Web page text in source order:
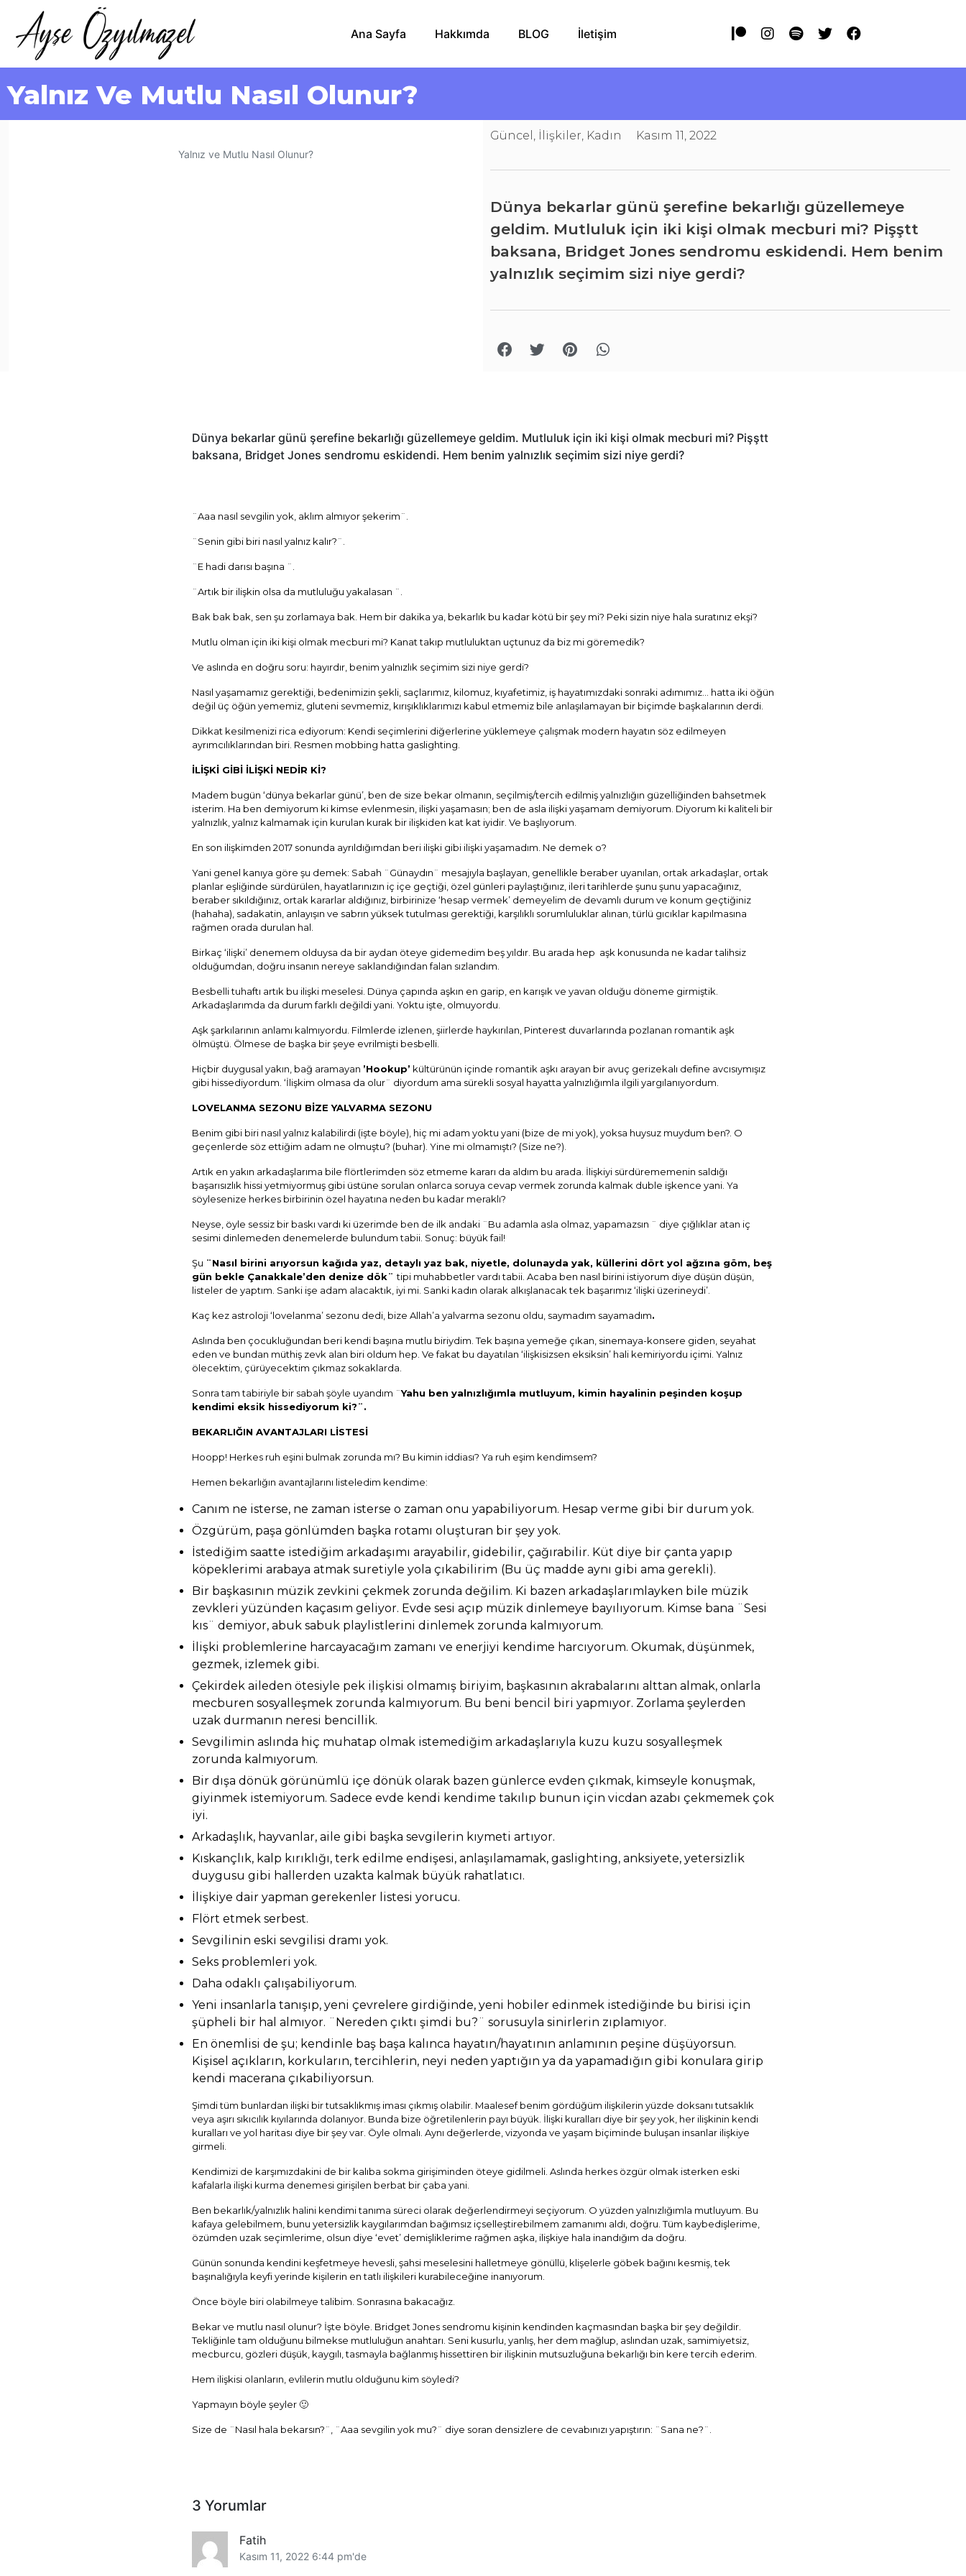
Ana Sayfa Hakkımda BLOG İletişim
Yalnız Ve Mutlu Nasıl Olunur?
Yalnız ve Mutlu Nasıl Olunur?
Güncel İlişkiler Kadın Kasım 11, 2022
Dünya bekarlar günü şerefine bekarlığı güzellemeye
geldim. Mutluluk için iki kişi olmak mecburi mi? Pişştt
baksana, Bridget Jones sendromu eskidendi. Hem benim
yalnızlık seçimim sizi niye gerdi?
Dünya bekarlar günü şerefine bekarlığı güzellemeye geldim. Mutluluk için iki kişi olmak mecburi mi? Pişştt
baksana, Bridget Jones sendromu eskidendi. Hem benim yalnızlık seçimim sizi niye gerdi?
¨Aaa nasıl sevgilin yok, aklım almıyor şekerim¨.
¨Senin gibi biri nasıl yalnız kalır?¨.
¨E hadi darısı başına ¨.
¨Artık bir ilişkin olsa da mutluluğu yakalasan ¨.
Bak bak bak, sen şu zorlamaya bak. Hem bir dakika ya, bekarlık bu kadar kötü bir şey mi? Peki sizin niye hala suratınız ekşi?
Mutlu olman için iki kişi olmak mecburi mi? Kanat takıp mutluluktan uçtunuz da biz mi göremedik?
Ve aslında en doğru soru: hayırdır, benim yalnızlık seçimim sizi niye gerdi?
Nasıl yaşamamız gerektiği, bedenimizin şekli, saçlarımız, kilomuz, kıyafetimiz, iş hayatımızdaki sonraki adımımız… hatta iki öğün
değil üç öğün yememiz, gluteni sevmemiz, kırışıklıklarımızı kabul etmemiz bile anlaşılamayan bir biçimde başkalarının derdi.
Dikkat kesilmenizi rica ediyorum: Kendi seçimlerini diğerlerine yüklemeye çalışmak modern hayatın söz edilmeyen
ayrımcılıklarından biri. Resmen mobbing hatta gaslighting.
İLİŞKİ GİBİ İLİŞKİ NEDİR Kİ?
Madem bugün ‘dünya bekarlar günü’, ben de size bekar olmanın, seçilmiş/tercih edilmiş yalnızlığın güzelliğinden bahsetmek
isterim. Ha ben demiyorum ki kimse evlenmesin, ilişki yaşamasın; ben de asla ilişki yaşamam demiyorum. Diyorum ki kaliteli bir
yalnızlık, yalnız kalmamak için kurulan kurak bir ilişkiden kat kat iyidir. Ve başlıyorum.
En son ilişkimden 2017 sonunda ayrıldığımdan beri ilişki gibi ilişki yaşamadım. Ne demek o?
Yani genel kanıya göre şu demek: Sabah ¨Günaydın¨ mesajıyla başlayan, genellikle beraber uyanılan, ortak arkadaşlar, ortak
planlar eşliğinde sürdürülen, hayatlarınızın iç içe geçtiği, özel günleri paylaştığınız, ileri tarihlerde şunu şunu yapacağınız,
beraber sıkıldığınız, ortak kararlar aldığınız, birbirinize ‘hesap vermek’ demeyelim de devamlı durum ve konum geçtiğiniz
(hahaha), sadakatin, anlayışın ve sabrın yüksek tutulması gerektiği, karşılıklı sorumluluklar alınan, türlü gıcıklar kapılmasına
rağmen orada durulan hal.
Birkaç ‘ilişki’ denemem olduysa da bir aydan öteye gidemedim beş yıldır. Bu arada hep aşk konusunda ne kadar talihsiz
olduğumdan, doğru insanın nereye saklandığından falan sızlandım.
Besbelli tuhaftı artık bu ilişki meselesi. Dünya çapında aşkın en garip, en karışık ve yavan olduğu döneme girmiştik.
Arkadaşlarımda da durum farklı değildi yani. Yoktu işte, olmuyordu.
Aşk şarkılarının anlamı kalmıyordu. Filmlerde izlenen, şiirlerde haykırılan, Pinterest duvarlarında pozlanan romantik aşk
ölmüştü. Ölmese de başka bir şeye evrilmişti besbelli.
Hiçbir duygusal yakın, bağ aramayan ’Hookup’ kültürünün içinde romantik aşkı arayan bir avuç gerizekalı define avcısıymışız
gibi hissediyordum. ‘İlişkim olmasa da olur¨ diyordum ama sürekli sosyal hayatta yalnızlığımla ilgili yargılanıyordum.
LOVELANMA SEZONU BİZE YALVARMA SEZONU
Benim gibi biri nasıl yalnız kalabilirdi (işte böyle), hiç mi adam yoktu yani (bize de mi yok), yoksa huysuz muydum ben?. O
geçenlerde söz ettiğim adam ne olmuştu? (buhar). Yine mi olmamıştı? (Size ne?).
Artık en yakın arkadaşlarıma bile flörtlerimden söz etmeme kararı da aldım bu arada. İlişkiyi sürdürememenin saldığı
başarısızlık hissi yetmiyormuş gibi üstüne sorulan onlarca soruya cevap vermek zorunda kalmak duble işkence yani. Ya
söylesenize herkes birbirinin özel hayatına neden bu kadar meraklı?
Neyse, öyle sessiz bir baskı vardı ki üzerimde ben de ilk andaki ¨Bu adamla asla olmaz, yapamazsın ¨ diye çığlıklar atan iç
sesimi dinlemeden denemelerde bulundum tabii. Sonuç: büyük fail!
Şu ¨Nasıl birini arıyorsun kağıda yaz, detaylı yaz bak, niyetle, dolunayda yak, küllerini dört yol ağzına göm, beş
gün bekle Çanakkale’den denize dök¨tipi muhabbetler vardı tabii. Acaba ben nasıl birini istiyorum diye düşün düşün,
listeler de yaptım. Sanki işe adam alacaktık, iyi mi. Sanki kadın olarak alkışlanacak tek başarımız ‘ilişki üzerineydi’.
Kaç kez astroloji ‘lovelanma’ sezonu dedi, bize Allah’a yalvarma sezonu oldu, saymadım sayamadım.
Aslında ben çocukluğundan beri kendi başına mutlu biriydim. Tek başına yemeğe çıkan, sinemaya-konsere giden, seyahat
eden ve bundan müthiş zevk alan biri oldum hep. Ve fakat bu dayatılan ‘ilişkisizsen eksiksin’ hali kemiriyordu içimi. Yalnız
ölecektim, çürüyecektim çıkmaz sokaklarda.
Sonra tam tabiriyle bir sabah şöyle uyandım ¨Yahu ben yalnızlığımla mutluyum, kimin hayalinin peşinden koşup
kendimi eksik hissediyorum ki?¨.
BEKARLIĞIN AVANTAJLARI LİSTESİ
Hoopp! Herkes ruh eşini bulmak zorunda mı? Bu kimin iddiası? Ya ruh eşim kendimsem?
Hemen bekarlığın avantajlarını listeledim kendime:
Canım ne isterse, ne zaman isterse o zaman onu yapabiliyorum. Hesap verme gibi bir durum yok.
Özgürüm, paşa gönlümden başka rotamı oluşturan bir şey yok.
İstediğim saatte istediğim arkadaşımı arayabilir, gidebilir, çağırabilir. Küt diye bir çanta yapıp
köpeklerimi arabaya atmak suretiyle yola çıkabilirim (Bu üç madde aynı gibi ama gerekli).
Bir başkasının müzik zevkini çekmek zorunda değilim. Ki bazen arkadaşlarımlayken bile müzik
zevkleri yüzünden kaçasım geliyor. Evde sesi açıp müzik dinlemeye bayılıyorum. Kimse bana ¨Sesi
kıs¨ demiyor, abuk sabuk playlistlerini dinlemek zorunda kalmıyorum.
İlişki problemlerine harcayacağım zamanı ve enerjiyi kendime harcıyorum. Okumak, düşünmek,
gezmek, izlemek gibi.
Çekirdek aileden ötesiyle pek ilişkisi olmamış biriyim, başkasının akrabalarını alttan almak, onlarla
mecburen sosyalleşmek zorunda kalmıyorum. Bu beni bencil biri yapmıyor. Zorlama şeylerden
uzak durmanın neresi bencillik.
Sevgilimin aslında hiç muhatap olmak istemediğim arkadaşlarıyla kuzu kuzu sosyalleşmek
zorunda kalmıyorum.
Bir dışa dönük görünümlü içe dönük olarak bazen günlerce evden çıkmak, kimseyle konuşmak,
giyinmek istemiyorum. Sadece evde kendi kendime takılıp bunun için vicdan azabı çekmemek çok
iyi.
Arkadaşlık, hayvanlar, aile gibi başka sevgilerin kıymeti artıyor.
Kıskançlık, kalp kırıklığı, terk edilme endişesi, anlaşılamamak, gaslighting, anksiyete, yetersizlik
duygusu gibi hallerden uzakta kalmak büyük rahatlatıcı.
İlişkiye dair yapman gerekenler listesi yorucu.
Flört etmek serbest.
Sevgilinin eski sevgilisi dramı yok.
Seks problemleri yok.
Daha odaklı çalışabiliyorum.
Yeni insanlarla tanışıp, yeni çevrelere girdiğinde, yeni hobiler edinmek istediğinde bu birisi için
şüpheli bir hal almıyor. ¨Nereden çıktı şimdi bu?¨ sorusuyla sinirlerin zıplamıyor.
En önemlisi de şu; kendinle baş başa kalınca hayatın/hayatının anlamının peşine düşüyorsun.
Kişisel açıkların, korkuların, tercihlerin, neyi neden yaptığın ya da yapamadığın gibi konulara girip
kendi macerana çıkabiliyorsun.
Şimdi tüm bunlardan ilişki bir tutsaklıkmış iması çıkmış olabilir. Maalesef benim gördüğüm ilişkilerin yüzde doksanı tutsaklık
veya aşırı sıkıcılık kıyılarında dolanıyor. Bunda bize öğretilenlerin payı büyük. İlişki kuralları diye bir şey yok, her ilişkinin kendi
kuralları ve yol haritası diye bir şey var. Öyle olmalı. Aynı değerlerde, vizyonda ve yaşam biçiminde buluşan insanlar ilişkiye
girmeli.
Kendimizi de karşımızdakini de bir kalıba sokma girişiminden öteye gidilmeli. Aslında herkes özgür olmak isterken eski
kafalarla ilişki kurma denemesi girişilen berbat bir çaba yani.
Ben bekarlık/yalnızlık halini kendimi tanıma süreci olarak değerlendirmeyi seçiyorum. O yüzden yalnızlığımla mutluyum. Bu
kafaya gelebilmem, bunu yetersizlik kaygılarımdan bağımsız içselleştirebilmem zamanımı aldı, doğru. Tüm kaybedişlerime,
özümden uzak seçimlerime, olsun diye ‘evet’ demişliklerime rağmen aşka, ilişkiye hala inandığım da doğru.
Günün sonunda kendini keşfetmeye hevesli, şahsi meselesini halletmeye gönüllü, klişelerle göbek bağını kesmiş, tek
başınalığıyla keyfi yerinde kişilerin en tatlı ilişkileri kurabileceğine inanıyorum.
Önce böyle biri olabilmeye talibim. Sonrasına bakacağız.
Bekar ve mutlu nasıl olunur? İşte böyle. Bridget Jones sendromu kişinin kendinden kaçmasından başka bir şey değildir.
Tekliğinle tam olduğunu bilmekse mutluluğun anahtarı. Seni kusurlu, yanlış, her dem mağlup, aslından uzak, samimiyetsiz,
mecburcu, gözleri düşük, kaygılı, tasmayla bağlanmış hissettiren bir ilişkinin mutsuzluğuna bekarlığı bin kere tercih ederim.
Hem ilişkisi olanların, evlilerin mutlu olduğunu kim söyledi?
Yapmayın böyle şeyler 🙂
Size de ¨Nasıl hala bekarsın?¨, ¨Aaa sevgilin yok mu?¨ diye soran densizlere de cevabınızı yapıştırın: ¨Sana ne?¨.
3 Yorumlar
Fatih
Kasım 11, 2022 6:44 pm'de